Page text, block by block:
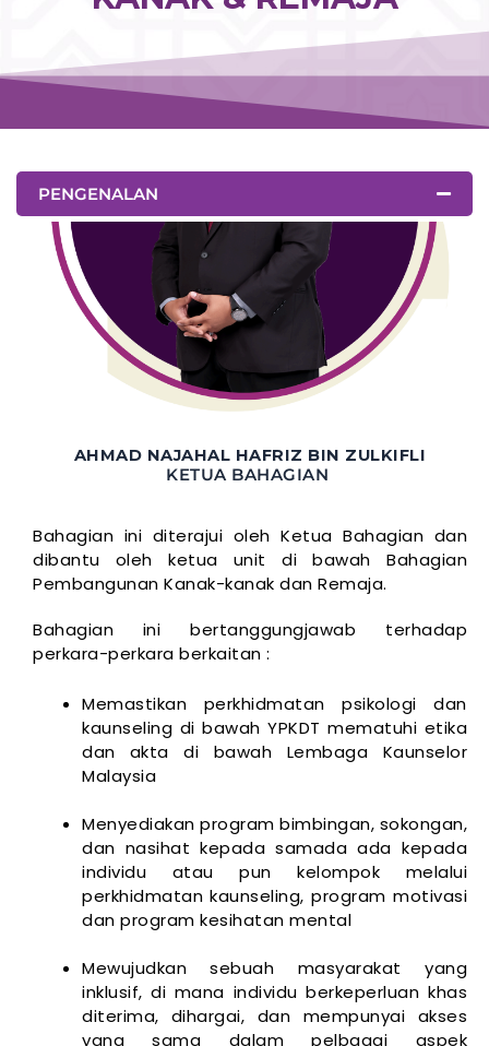
PENGENALAN
BAHAGIAN PEMBANGUNAN
KANAK-KANAK & REMAJA
AHMAD NAJAHAL HAFRIZ BIN ZULKIFLI
KETUA BAHAGIAN
Bahagian ini diterajui oleh Ketua Bahagian dan
dibantu oleh ketua unit di bawah Bahagian
Pembangunan Kanak-kanak dan Remaja.
Bahagian ini bertanggungjawab terhadap
perkara-perkara berkaitan :
Memastikan perkhidmatan psikologi dan
kaunseling di bawah YPKDT mematuhi etika
dan akta di bawah Lembaga Kaunselor
Malaysia
Menyediakan program bimbingan, sokongan,
dan nasihat kepada samada ada kepada
individu atau pun kelompok melalui
perkhidmatan kaunseling, program motivasi
dan program kesihatan mental
Mewujudkan sebuah masyarakat yang
inklusif, di mana individu berkeperluan khas
diterima, dihargai, dan mempunyai akses
yang sama dalam pelbagai aspek